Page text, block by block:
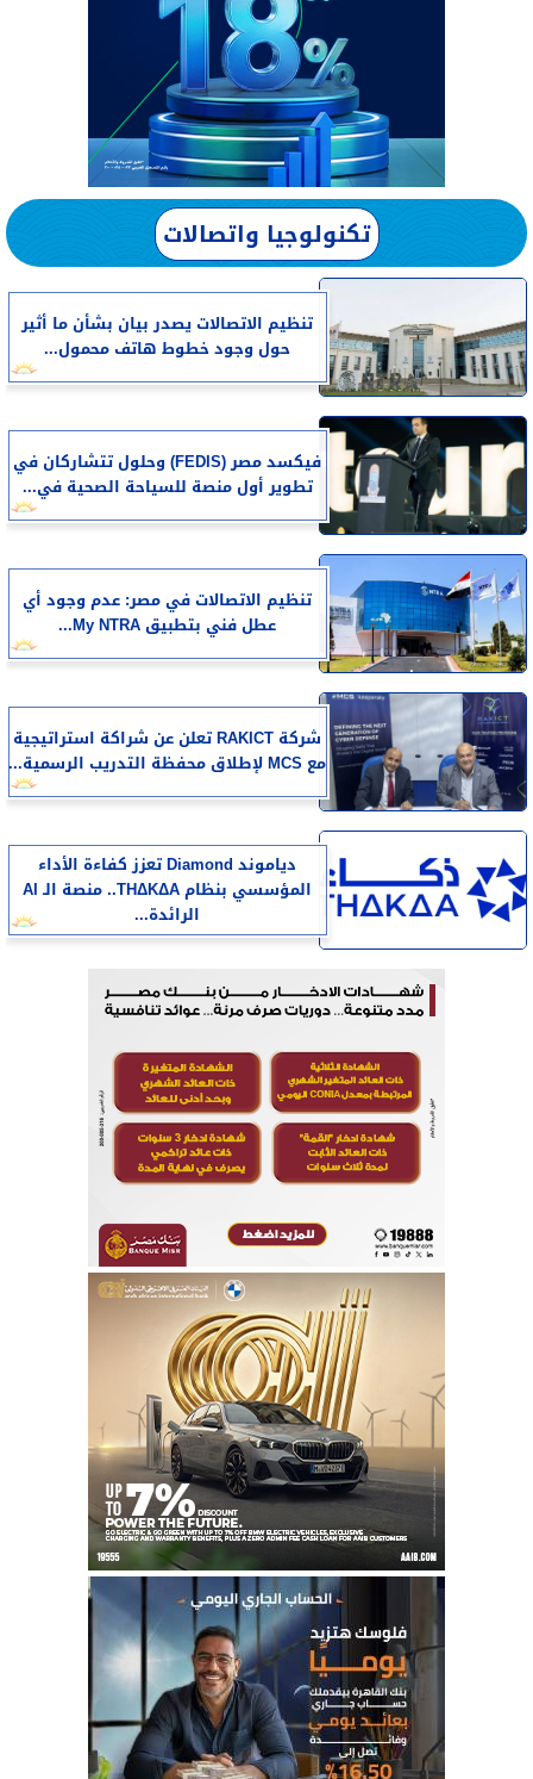
تكنولوجيا واتصالات
تنظيم الاتصالات يصدر بيان بشأن ما أثير
حول وجود خطوط هاتف محمول...
فيكسد مصر (FEDIS) وحلول تتشاركان في
تطوير أول منصة للسياحة الصحية في...
تنظيم الاتصالات في مصر: عدم وجود أي
عطل فني بتطبيق My NTRA...
شركة RAKICT تعلن عن شراكة استراتيجية
مع MCS لإطلاق محفظة التدريب الرسمية...
دياموند Diamond تعزز كفاءة الأداء
المؤسسي بنظام THΔKΔA.. منصة الـ AI
الرائدة...